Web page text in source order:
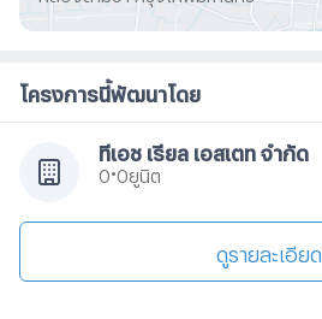
โครงการนี้พัฒนาโดย
ทีเอช เรียล เอสเตท จำกัด
0 0ยูนิต
ดูรายละเอียด